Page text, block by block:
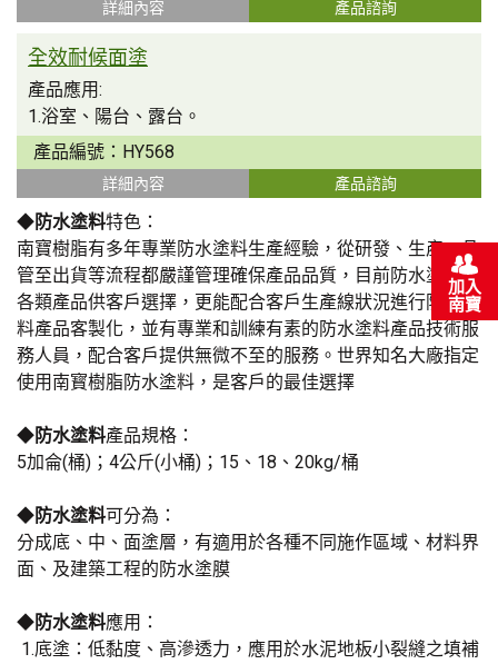
詳細內容 產品諮詢
全效耐候面塗
產品應用:
1.浴室、陽台、露台。
2.屋頂(平面/斜面)。
3.樓層縫、女兒牆。
4.適用於壓克力...
產品編號： HY568
詳細內容 產品諮詢
◆防水塗料特色：
南寶樹脂有多年專業防水塗料生產經驗，從研發、生產、品
管至出貨等流程都嚴謹管理確保產品品質，目前防水塗料有
各類產品供客戶選擇，更能配合客戶生產線狀況進行防水塗
料產品客製化，並有專業和訓練有素的防水塗料產品技術服
務人員，配合客戶提供無微不至的服務。世界知名大廠指定
使用南寳樹脂防水塗料，是客戶的最佳選擇
◆防水塗料產品規格：
5加侖(桶)；4公斤(小桶)；15、18、20kg/桶
◆防水塗料可分為：
分成底、中、面塗層，有適用於各種不同施作區域、材料界
面、及建築工程的防水塗膜
◆防水塗料應用：
1.底塗：低黏度、高滲透力，應用於水泥地板小裂縫之填補
加入
南寶